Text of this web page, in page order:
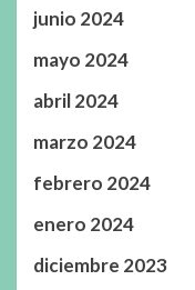
junio 2024
mayo 2024
abril 2024
marzo 2024
febrero 2024
enero 2024
diciembre 2023